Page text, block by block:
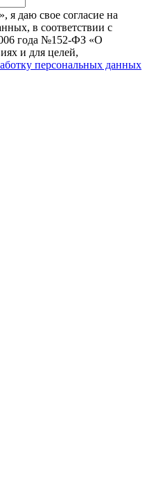
я даю свое согласие на
в соответствии с
года №152-ФЗ «О
и для целей,
персональных данных